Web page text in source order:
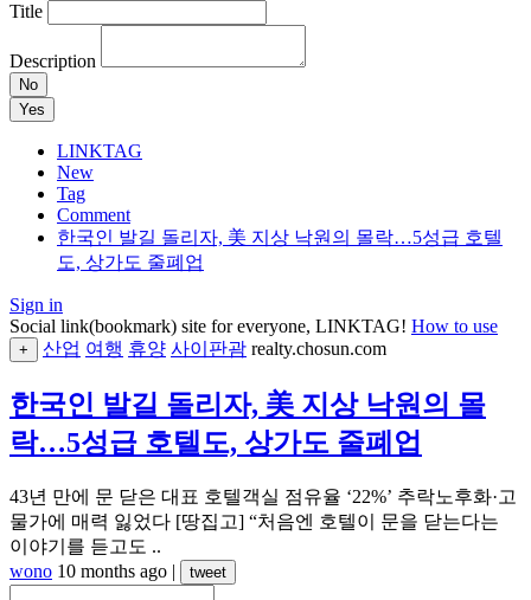
Title
Description
No
Yes
LINKTAG
New
Tag
Comment
한국인 발길 돌리자, 美 지상 낙원의 몰락…5성급 호텔
도, 상가도 줄폐업
Sign in
Social link(bookmark) site for everyone, LINKTAG! How to use
+ 산업 여행 휴양 사이판괌 realty.chosun.com
한국인 발길 돌리자, 美 지상 낙원의 몰
락…5성급 호텔도, 상가도 줄폐업
43년 만에 문 닫은 대표 호텔객실 점유율 ‘22%’ 추락노후화·고
물가에 매력 잃었다 [땅집고] “처음엔 호텔이 문을 닫는다는
이야기를 듣고도 ..
wono 10 months ago | tweet